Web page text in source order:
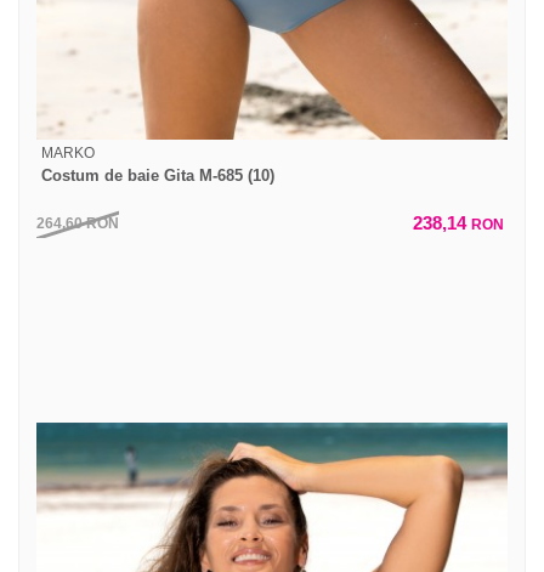
MARKO
Costum de baie Gita M-685 (10)
264,60RON 238,14 RON